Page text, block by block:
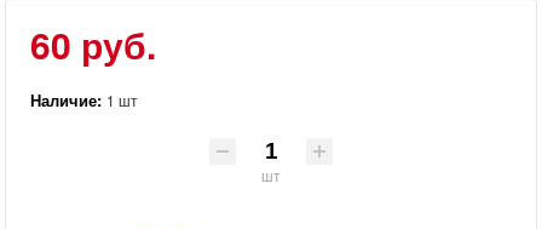
60 руб.
Наличие: 1 шт
шт